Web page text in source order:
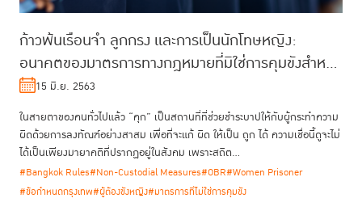
ก้าวพ้นเรือนจำ ลูกกรง และการเป็นนักโทษหญิง:
อนาคตของมาตรการทางกฎหมายที่มิใช่การคุมขังสำหรับ
ผู้หญิงที่กระทำผิด
15 มิ.ย. 2563
ในสายตาของคนทั่วไปแล้ว “คุก” เป็นสถานที่ที่ช่วยชำระบาปให้กับผู้กระทำความ
ผิดด้วยการลงทัณฑ์อย่างสาสม เพื่อที่จะแก้ ผิด ให้เป็น ถูก ได้ ความเชื่อนี้ดูจะไม่
ได้เป็นเพียงมายาคติที่ปรากฏอยู่ในสังคม เพราะสถิต...
#Bangkok Rules#Non-Custodial Measures#OBR#Women Prisoner
#ข้อกำหนดกรุงเทพ#ผู้ต้องขังหญิง#มาตรการที่ไม่ใช่การคุมขัง